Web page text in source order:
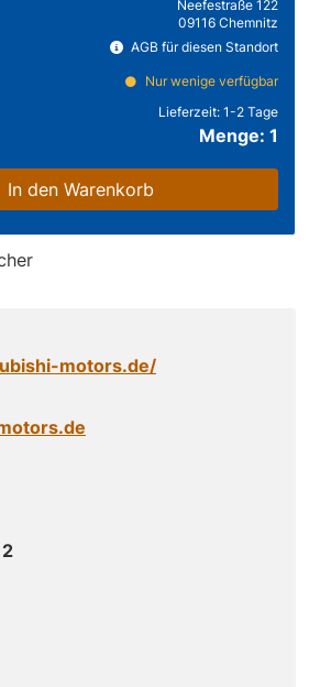
Neefestraße 122
09116 Chemnitz
AGB für diesen Standort
Nur wenige verfügbar
Lieferzeit: 1-2 Tage
Menge: 1
In den Warenkorb
motors.de/